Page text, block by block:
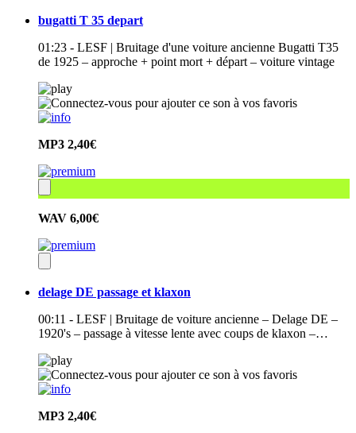
bugatti T 35 depart
01:23 - LESF | Bruitage d'une voiture ancienne Bugatti T35
de 1925 – approche + point mort + départ – voiture vintage
MP3 2,40€
WAV 6,00€
delage DE passage et klaxon
00:11 - LESF | Bruitage de voiture ancienne – Delage DE –
1920's – passage à vitesse lente avec coups de klaxon –…
MP3 2,40€